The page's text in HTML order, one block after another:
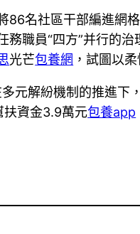
86名社區干部編進網
務職員“四方”并行的
光芒包養網 ，試圖以
元解紛機制的推進下
扶資金3.9萬元包養app